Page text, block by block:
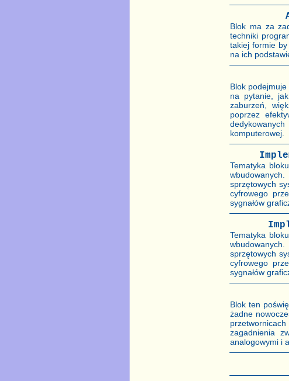
Blok ma za
techniki
takiej formie
na ich
Blok
na pytanie,
zaburzeń,
poprzez
komputerowej.
Tematyka
sprzętowych
cyfrowego
sygnałów
Tematyka
sprzętowych
cyfrowego
sygnałów
Blok ten
żadne
zagadnienia
analogowymi i